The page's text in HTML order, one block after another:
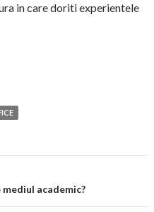
in care doriti experientele
academic?